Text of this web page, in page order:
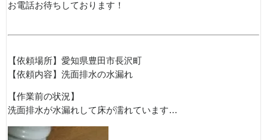
お電話お待ちしております！
【依頼場所】愛知県豊田市長沢町
【依頼内容】洗面排水の水漏れ
【作業前の状況】
洗面排水が水漏れして床が濡れています…